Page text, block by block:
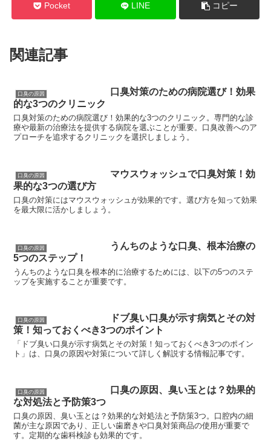
Pocket LINE コピー
関連記事
口臭の原因
口臭対策のための病院選び！効果
的な3つのクリニック
口臭対策のための病院選び！効果的な3つのクリニック。専門的な診
療や最新の治療法を提供する病院を選ぶことが重要。口臭改善へのア
プローチを追求するクリニックを選択しましょう。
口臭の原因
マウスウォッシュで口臭対策！効
果的な3つの選び方
口臭の対策にはマウスウォッシュが効果的です。選び方を知って効果
を最大限に活かしましょう。
口臭の原因
うんちのような口臭、根本治療の
5つのステップ！
うんちのような口臭を根本的に治療するためには、以下の5つのステ
ップを実施することが重要です。
口臭の原因
ドブ臭い口臭が示す病気とその対
策！知っておくべき3つのポイント
「ドブ臭い口臭が示す病気とその対策！知っておくべき3つのポイン
ト」は、口臭の原因や対策について詳しく解説する情報記事です。
口臭の原因
口臭の原因、臭い玉とは？効果的
な対処法と予防策3つ
口臭の原因、臭い玉とは？効果的な対処法と予防策3つ。口腔内の細
菌が主な原因であり、正しい歯磨きや口臭対策商品の使用が重要で
す。定期的な歯科検診も効果的です。